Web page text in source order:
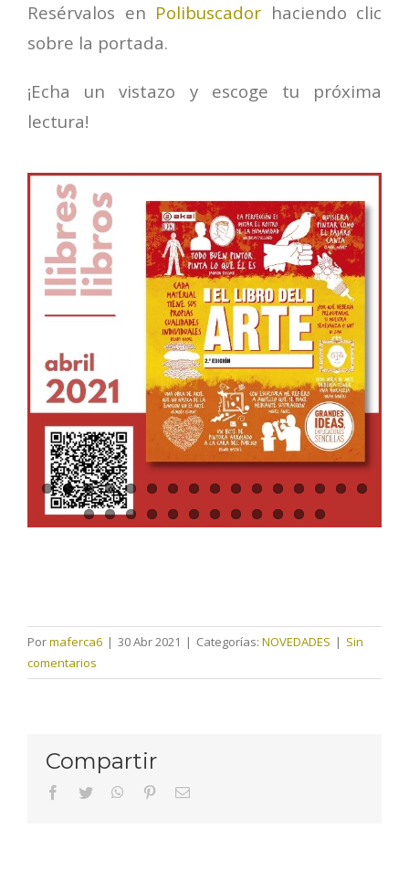
Resérvalos en Polibuscador haciendo clic
sobre la portada.
¡Echa un vistazo y escoge tu próxima
lectura!
Pormaferca6 | 30 Abr 2021 | Categorías: NOVEDADES | Sin
comentarios
Compartir
facebooktwitter whatsapppinterestCorreo